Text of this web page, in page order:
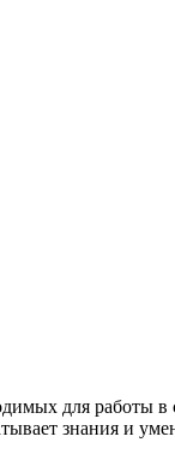
для работы в
знания и